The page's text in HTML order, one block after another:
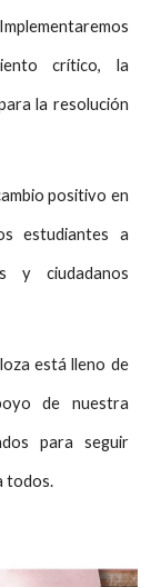
crítico, la
la resolución
positivo en
estudiantes a
y ciudadanos
está lleno de
de nuestra
para seguir
todos.